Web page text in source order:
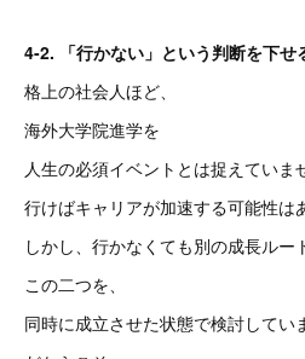
4-2. 「行かない」という判断を下せ
格上の社会人ほど、
海外大学院進学を
人生の必須イベントとは捉えていま
行けばキャリアが加速する可能性は
しかし、行かなくても別の成長ルー
この二つを、
同時に成立させた状態で検討してい